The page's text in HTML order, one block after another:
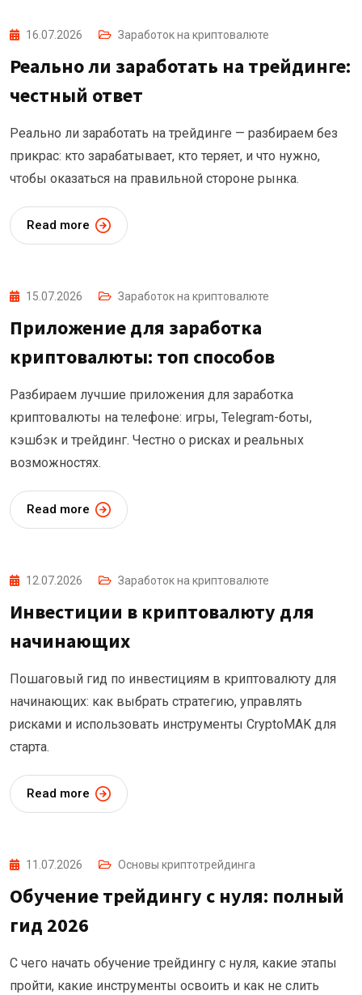
16.07.2026 Заработок на криптовалюте
Реально ли заработать на трейдинге:
честный ответ
Реально ли заработать на трейдинге — разбираем без
прикрас: кто зарабатывает, кто теряет, и что нужно,
чтобы оказаться на правильной стороне рынка.
Read more
15.07.2026 Заработок на криптовалюте
Приложение для заработка
криптовалюты: топ способов
Разбираем лучшие приложения для заработка
криптовалюты на телефоне: игры, Telegram-боты,
кэшбэк и трейдинг. Честно о рисках и реальных
возможностях.
Read more
12.07.2026 Заработок на криптовалюте
Инвестиции в криптовалюту для
начинающих
Пошаговый гид по инвестициям в криптовалюту для
начинающих: как выбрать стратегию, управлять
рисками и использовать инструменты CryptoMAK для
старта.
Read more
11.07.2026 Основы криптотрейдинга
Обучение трейдингу с нуля: полный
гид 2026
С чего начать обучение трейдингу с нуля, какие этапы
пройти, какие инструменты освоить и как не слить